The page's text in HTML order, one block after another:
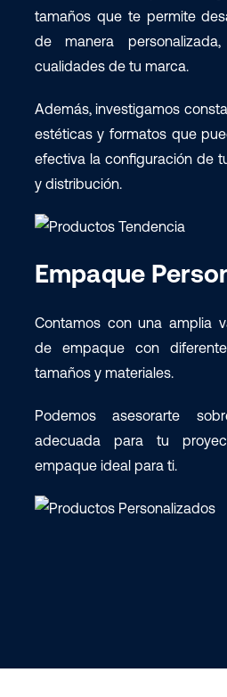
tamaños que te permite
de manera
cualidades de tu marca.
Además, investigamos
estéticas y formatos que
efectiva la configuración de
y distribución.
Empaque
Contamos con una amplia
de empaque con
tamaños y materiales.
Podemos asesorarte
adecuada para tu
empaque ideal para ti.